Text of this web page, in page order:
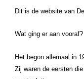
Dit is de website van
Wat ging er aan vooraf?
Het begon allemaal in
Zij waren de eersten